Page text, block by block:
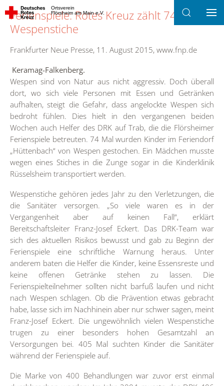
Zum Hauptinhalt springen
Ortsverein
Flörsheim am Main e.V.
Ferienspiele: Rotes Kreuz zählt 74
Wespenstiche
Frankfurter Neue Presse, 11. August 2015, www.fnp.de
Keramag-Falkenberg.
Wespen sind von Natur aus nicht aggressiv. Doch überall
dort, wo sich viele Personen mit Essen und Getränken
aufhalten, steigt die Gefahr, dass angelockte Wespen sich
bedroht fühlen. Dies hielt in den vergangenen beiden
Wochen auch Helfer des DRK auf Trab, die die Flörsheimer
Ferienspiele betreuten. 74 Mal wurden Kinder im Feriendorf
„Hüttenbach“ von Wespen gestochen. Ein Mädchen musste
wegen eines Stiches in die Zunge sogar in die Kinderklinik
Rüsselsheim transportiert werden.
Wespenstiche gehören jedes Jahr zu den Verletzungen, die
die Sanitäter versorgen. „So viele waren es in der
Vergangenheit aber auf keinen Fall“, erklärt
Bereitschaftsleiter Franz-Josef Eckert. Das DRK-Team war
sich des aktuellen Risikos bewusst und gab zu Beginn der
Ferienspiele eine schriftliche Warnung heraus. Unter
anderem baten die Helfer die Kinder, keine Essensreste und
keine offenen Getränke stehen zu lassen. Die
Ferienspielteilnehmer sollten nicht barfuß laufen und nicht
nach Wespen schlagen. Ob die Prävention etwas gebracht
habe, lasse sich im Nachhinein aber nur schwer sagen, meint
Franz-Josef Eckert. Die ungewöhnlich vielen Wespenstiche
trugen zu einer besonders hohen Gesamtzahl an
Versorgungen bei. 405 Mal suchten Kinder die Sanitäter
während der Ferienspiele auf.
Die Marke von 400 Behandlungen war zuvor erst einmal